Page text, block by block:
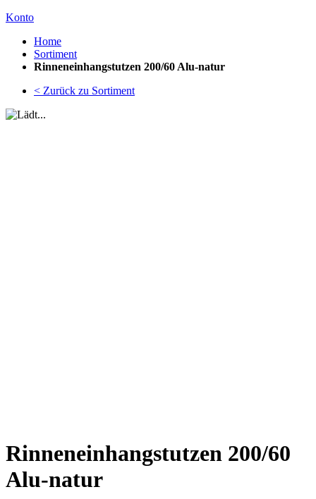
Konto
Home
Sortiment
Rinneneinhangstutzen 200/60 Alu-natur
< Zurück zu Sortiment
Rinneneinhangstutzen 200/60
Alu-natur